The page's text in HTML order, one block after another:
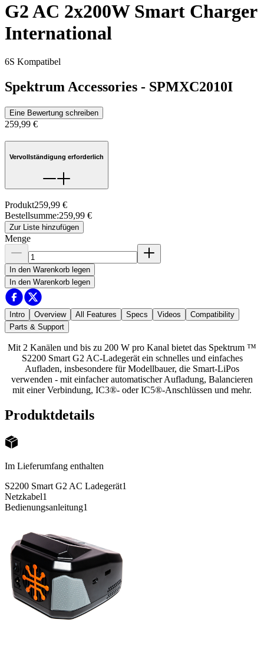
G2 AC 2x200W Smart Charger
International
6S Kompatibel
Spektrum Accessories - SPMXC2010I
Eine Bewertung schreiben
259,99 €
Vervollständigung erforderlich
Produkt259,99 €
Bestellsumme:259,99 €
Zur Liste hinzufügen
Menge
In den Warenkorb legen
In den Warenkorb legen
Intro Overview All Features Specs Videos
Compatibility
Parts & Support
Mit 2 Kanälen und bis zu 200 W pro Kanal bietet das Spektrum ™
S2200 Smart G2 AC-Ladegerät ein schnelles und einfaches
Aufladen, insbesondere für Modellbauer, die Smart-LiPos
verwenden - mit einfacher automatischer Aufladung, Balancieren
mit einer Verbindung, IC3®- oder IC5®-Anschlüssen und mehr.
Produktdetails
Im Lieferumfang enthalten
S2200 Smart G2 AC Ladegerät1
Netzkabel1
Bedienungsanleitung1